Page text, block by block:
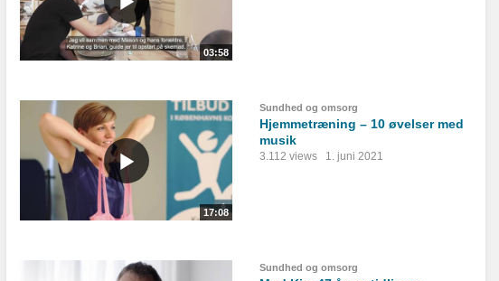
03:58
17:08
Sundhed og omsorg
Hjemmetræning – 10 øvelser med
musik
3.112 views 1. juni 2021
Sundhed og omsorg